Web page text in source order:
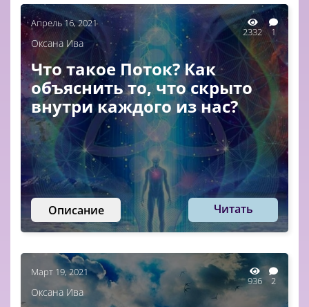
Апрель 16, 2021
2332 1
Оксана Ива
Что такое Поток? Как
объяснить то, что скрыто
внутри каждого из нас?
Описание Читать
Март 19, 2021
936 2
Оксана Ива